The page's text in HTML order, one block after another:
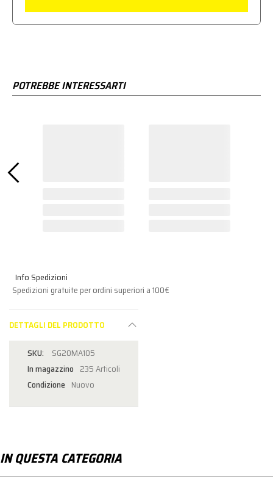
POTREBBE INTERESSARTI
Info Spedizioni
Spedizioni gratuite per ordini superiori a 100€
DETTAGLI DEL PRODOTTO
SG20MA105
In magazzino 235 Articoli
Condizione Nuovo
IN QUESTA CATEGORIA